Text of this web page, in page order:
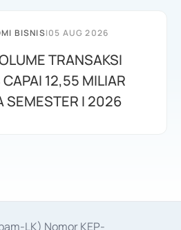
BISNIS|05 AUG 2026
TRANSAKSI
CAPAI 12,55 MILIAR
SEMESTER I 2026
LK) Nomor KEP-